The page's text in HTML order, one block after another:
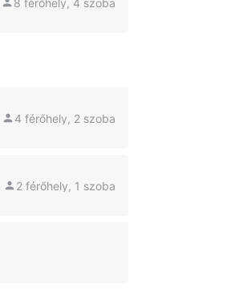
4 férőhely, 2 szoba
2 férőhely, 1 szoba